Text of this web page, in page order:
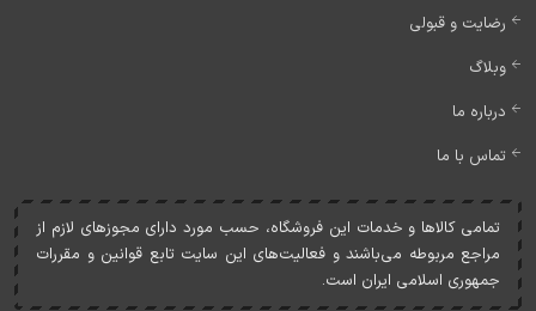
رضایت و قبولی
وبلاگ
درباره ما
تماس با ما
تمامی کالاها و خدمات اين فروشگاه، حسب مورد دارای مجوزهای لازم از
مراجع مربوطه می‌باشند و فعاليت‌های اين سايت تابع قوانين و مقررات
جمهوری اسلامی ايران است.